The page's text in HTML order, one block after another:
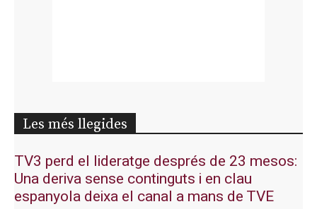
Les més llegides
TV3 perd el lideratge després de 23 mesos:
Una deriva sense continguts i en clau
espanyola deixa el canal a mans de TVE